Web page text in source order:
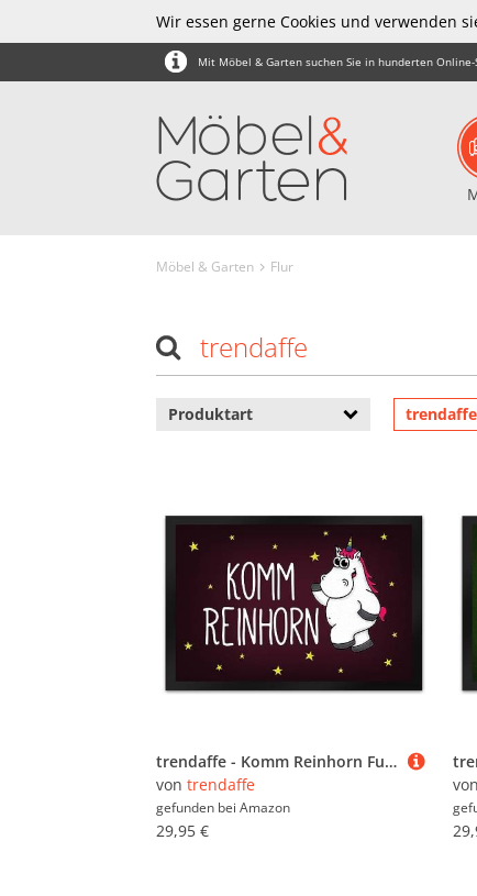
Wir essen gerne Cookies und verwenden
Mit Möbel & Garten suchen Sie in hunderten
Möbel & Garten Flur
trendaffe
Produktart trendaffe
trendaffe - Komm Reinhorn Fußmatte XL mit Einhorn Motiv
von trendaffe
gefunden bei Amazon
29,95 €
von